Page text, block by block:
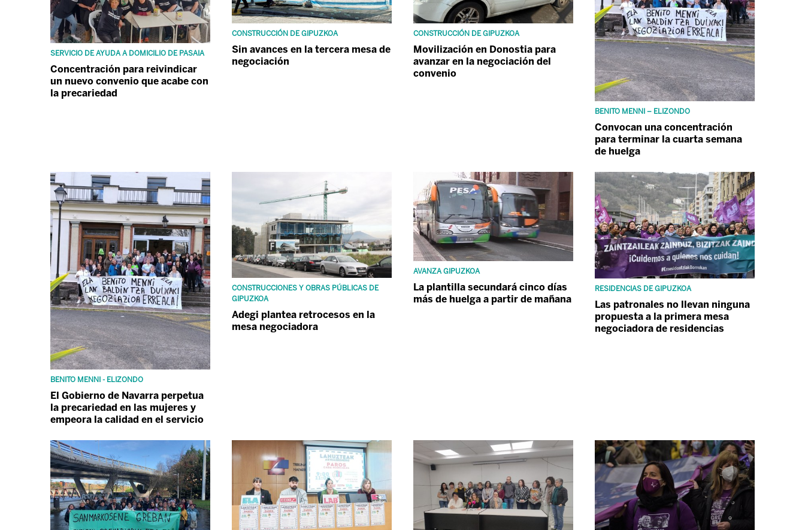
SERVICIO DE AYUDA A DOMICILIO DE PASAIA
Concentración para reivindicar
un nuevo convenio que acabe con
la precariedad
CONSTRUCCIÓN DE GIPUZKOA
Sin avances en la tercera mesa de
negociación
CONSTRUCCIÓN DE GIPUZKOA
Movilización en Donostia para
avanzar en la negociación del
convenio
BENITO MENNI – ELIZONDO
Convocan una concentración
para terminar la cuarta semana
de huelga
BENITO MENNI - ELIZONDO
El Gobierno de Navarra perpetua
la precariedad en las mujeres y
empeora la calidad en el servicio
CONSTRUCCIONES Y OBRAS PÚBLICAS DE
GIPUZKOA
Adegi plantea retrocesos en la
mesa negociadora
AVANZA GIPUZKOA
La plantilla secundará cinco días
más de huelga a partir de mañana
RESIDENCIAS DE GIPUZKOA
Las patronales no llevan ninguna
propuesta a la primera mesa
negociadora de residencias